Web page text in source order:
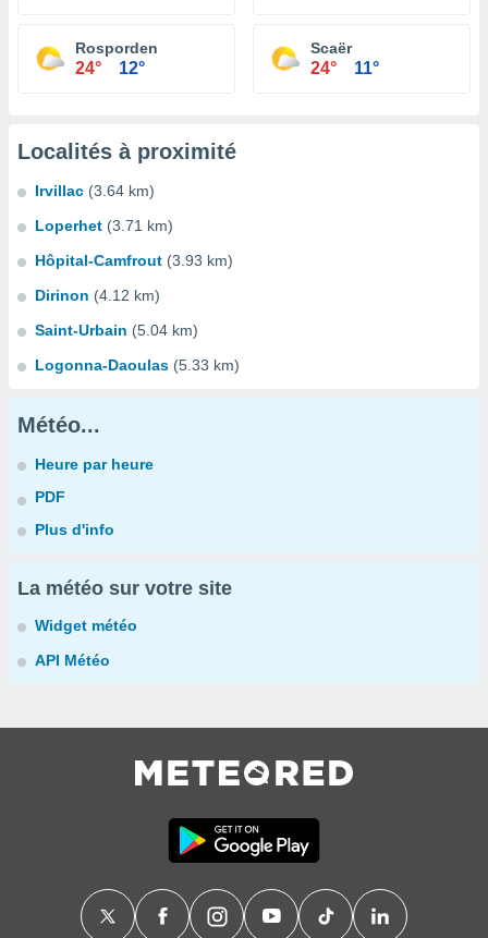
Rosporden
24° 12°
Scaër
24° 11°
Localités à proximité
Irvillac (3.64 km)
Loperhet (3.71 km)
Hôpital-Camfrout (3.93 km)
Dirinon (4.12 km)
Saint-Urbain (5.04 km)
Logonna-Daoulas (5.33 km)
Météo...
Heure par heure
PDF
Plus d'info
La météo sur votre site
Widget météo
API Météo